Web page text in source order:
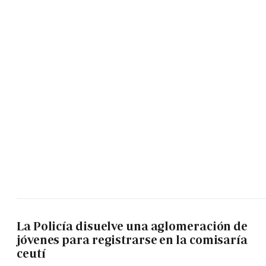
La Policía disuelve una aglomeración de
jóvenes para registrarse en la comisaría
ceutí